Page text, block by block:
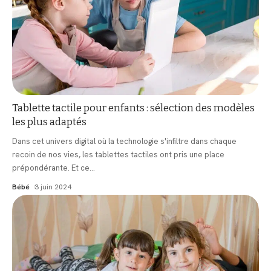
Tablette tactile pour enfants : sélection des modèles
les plus adaptés
Dans cet univers digital où la technologie s'infiltre dans chaque
recoin de nos vies, les tablettes tactiles ont pris une place
prépondérante. Et ce…
Bébé 3 juin 2024